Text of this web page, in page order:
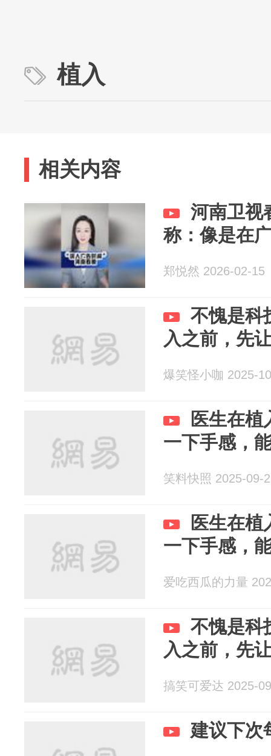
植入
相关内容
河南卫视
称：像是在
郑悦然 2026-02-15
不愧是科
入之前，先
爆笑怪小咖 2025-
医生在植
一下手感，
笑料快照 2025-09-
医生在植
一下手感，
爱吃西瓜的力量
不愧是科
入之前，先
搞笑可爱达 2025-
建议下次